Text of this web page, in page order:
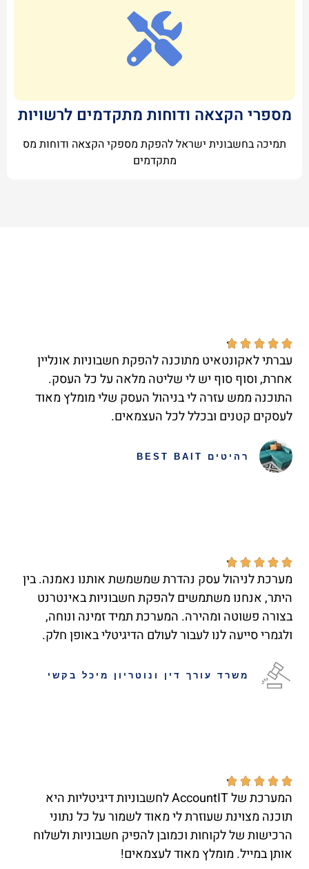
מספרי הקצאה ודוחות מתקדמים לרשויות
תמיכה בחשבונית ישראל להפקת מספקי הקצאה ודוחות מס
מתקדמים





עברתי לאקונטאיט מתוכנה להפקת חשבוניות אונליין
אחרת, וסוף סוף יש לי שליטה מלאה על כל העסק.
התוכנה ממש עזרה לי בניהול העסק שלי מומלץ מאוד
לעסקים קטנים ובכלל לכל העצמאים.
רהיטים BEST BAIT





מערכת לניהול עסק נהדרת שמשמשת אותנו נאמנה. בין
היתר, אנחנו משתמשים להפקת חשבוניות באינטרנט
בצורה פשוטה ומהירה. המערכת תמיד זמינה ונוחה,
ולגמרי סייעה לנו לעבור לעולם הדיגיטלי באופן חלק.
משרד עורך דין ונוטריון מיכל בקשי





המערכת של AccountIT לחשבוניות דיגיטליות היא
תוכנה מצוינת שעוזרת לי מאוד לשמור על כל נתוני
הרכישות של לקוחות וכמובן להפיק חשבוניות ולשלוח
אותן במייל. מומלץ מאוד לעצמאים!